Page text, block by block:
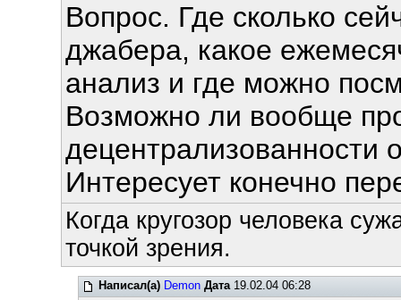
Вопрос. Где сколько
джабера, какое
анализ и где можно
Возможно ли вообще
децентрализованности
Интересует конечно
Когда кругозор человека
точкой зрения.
Написал(а) Demon Дата19.02.04 06:28